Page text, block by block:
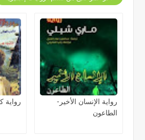
رواية الإنسان الأخير-
الطاعون
رواية